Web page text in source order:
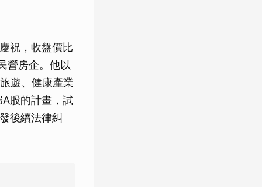
祝，收盤價比
營房企。他以
遊、健康產業
股的計畫，試
後續法律糾